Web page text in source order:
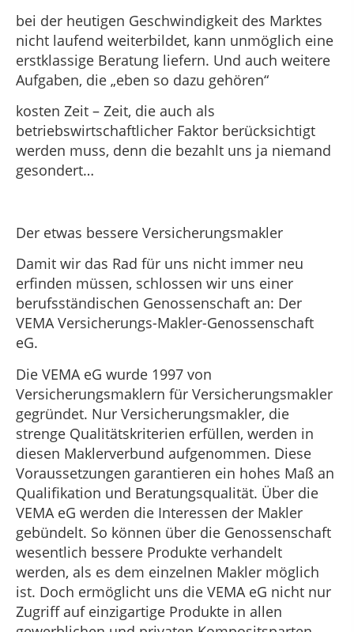
bei der heutigen Geschwindigkeit des Marktes
nicht laufend weiterbildet, kann unmöglich eine
erstklassige Beratung liefern. Und auch weitere
Aufgaben, die „eben so dazu gehören“
kosten Zeit – Zeit, die auch als
betriebswirtschaftlicher Faktor berücksichtigt
werden muss, denn die bezahlt uns ja niemand
gesondert…
Der etwas bessere Versicherungsmakler
Damit wir das Rad für uns nicht immer neu
erfinden müssen, schlossen wir uns einer
berufsständischen Genossenschaft an: Der
VEMA Versicherungs-Makler-Genossenschaft
eG.
Die VEMA eG wurde 1997 von
Versicherungsmaklern für Versicherungsmakler
gegründet. Nur Versicherungsmakler, die
strenge Qualitätskriterien erfüllen, werden in
diesen Maklerverbund aufgenommen. Diese
Voraussetzungen garantieren ein hohes Maß an
Qualifikation und Beratungsqualität. Über die
VEMA eG werden die Interessen der Makler
gebündelt. So können über die Genossenschaft
wesentlich bessere Produkte verhandelt
werden, als es dem einzelnen Makler möglich
ist. Doch ermöglicht uns die VEMA eG nicht nur
Zugriff auf einzigartige Produkte in allen